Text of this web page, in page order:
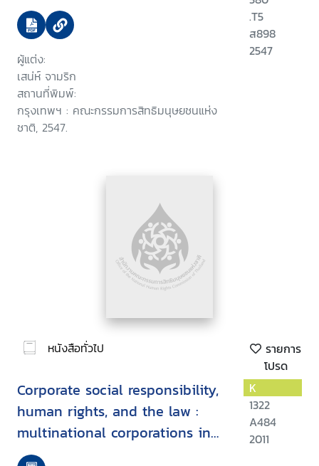
ผู้แต่ง:
เสน่ห์ จามริก
สถานที่พิมพ์:
กรุงเทพฯ : คณะกรรมการสิทธิมนุษยชนแห่ง
ชาติ, 2547.
.T5
ส898
2547
หนังสือทั่วไป
รายการ
โปรด
Corporate social responsibility,
human rights, and the law :
multinational corporations in
developing countries
K
1322
A484
2011